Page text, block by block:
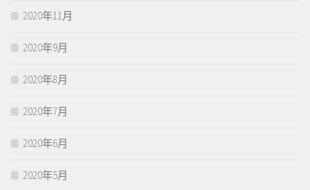
2020年11月
2020年9月
2020年8月
2020年7月
2020年6月
2020年5月